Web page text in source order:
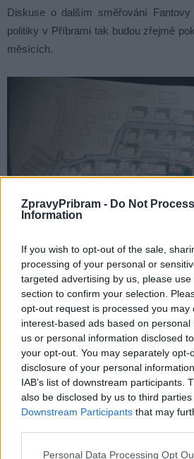
ZpravyPribram - Do Not
Information
If you wish to opt-out of the sale,
processing of your personal or
targeted advertising by us, please
section to confirm your selection.
opt-out request is processed you may
interest-based ads based on
us or personal information disclosed
your opt-out. You may separately opt-
disclosure of your personal
IAB’s list of downstream participants.
also be disclosed by us to third
Downstream Participants that may
Personal Data Processing Opt
Diskuse o dalším směřování
politiky v Příbrami tak budou zřejmě
měsících.
Koncept architektonické územní studie Příbram —
Komentáře